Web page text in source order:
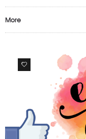
More
0